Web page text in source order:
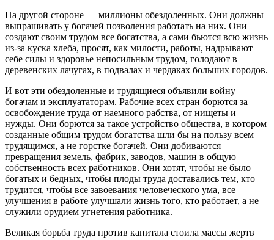
На другой стороне — миллионы обездоленных. Они должны
выпрашивать у богачей позволения работать на них. Они
создают своим трудом все богатства, а сами бьются всю жизнь
из-за куска хлеба, просят, как милости, работы, надрывают
себе силы и здоровье непосильным трудом, голодают в
деревенских лачугах, в подвалах и чердаках больших городов.
И вот эти обездоленные и трудящиеся объявили войну
богачам и эксплуататорам. Рабочие всех стран борются за
освобождение труда от наемного рабства, от нищеты и
нужды. Они борются за такое устройство общества, в котором
созданные общим трудом богатства шли бы на пользу всем
трудящимся, а не горстке богачей. Они добиваются
превращения земель, фабрик, заводов, машин в общую
собственность всех работников. Они хотят, чтобы не было
богатых и бедных, чтобы плоды труда доставались тем, кто
трудится, чтобы все завоевания человеческого ума, все
улучшения в работе улучшали жизнь того, кто работает, а не
служили орудием угнетения работника.
Великая борьба труда против капитала стоила массы жертв